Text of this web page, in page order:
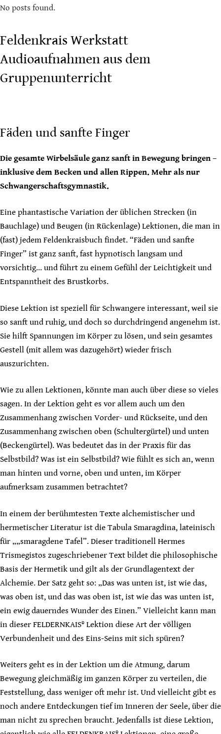
No posts found.
Feldenkrais Werkstatt
Audioaufnahmen aus dem
Gruppenunterricht
Fäden und sanfte Finger
Die gesamte Wirbelsäule ganz sanft in Bewegung bringen –
inklusive dem Becken und allen Rippen. Mehr als nur
Schwangerschaftsgymnastik.
Eine phantastische Variation der üblichen Strecken (in
Bauchlage) und Beugen (in Rückenlage) Lektionen, die man in
(fast) jedem Feldenkraisbuch findet. “Fäden und sanfte
Finger” ist ganz sanft, fast hypnotisch langsam und
vorsichtig… und führt zu einem Gefühl der Leichtigkeit und
Entspanntheit des Brustkorbs.
Diese Lektion ist speziell für Schwangere interessant, weil sie
so sanft und ruhig, und doch so durchdringend angenehm ist.
Sie hilft Spannungen im Körper zu lösen, und sein gesamtes
Gestell (mit allem was dazugehört) wieder frisch
auszurichten.
Wie zu allen Lektionen, könnte man auch über diese so vieles
sagen. In der Lektion geht es vor allem auch um den
Zusammenhang zwischen Vorder- und Rückseite, und den
Zusammenhang zwischen oben (Schultergürtel) und unten
(Beckengürtel). Was bedeutet das in der Praxis für das
Selbstbild? Was ist ein Selbstbild? Wie fühlt es sich an, wenn
man hinten und vorne, oben und unten, im Körper
aufmerksam zusammen betrachtet?
In einem der berühmtesten Texte alchemistischer und
hermetischer Literatur ist die Tabula Smaragdina, lateinisch
für „„smaragdene Tafel”. Dieser traditionell Hermes
Trismegistos zugeschriebener Text bildet die philosophische
Basis der Hermetik und gilt als der Grundlagentext der
Alchemie. Der Satz geht so: „Das was unten ist, ist wie das,
was oben ist, und das was oben ist, ist wie das was unten ist,
ein ewig dauerndes Wunder des Einen.” Vielleicht kann man
in dieser FELDERNKAIS® Lektion diese Art der völligen
Verbundenheit und des Eins-Seins mit sich spüren?
Weiters geht es in der Lektion um die Atmung, darum
Bewegung gleichmäßig im ganzen Körper zu verteilen, die
Feststellung, dass weniger oft mehr ist. Und vielleicht gibt es
noch andere Entdeckungen tief im Inneren der Seele, über die
man nicht zu sprechen braucht. Jedenfalls ist diese Lektion,